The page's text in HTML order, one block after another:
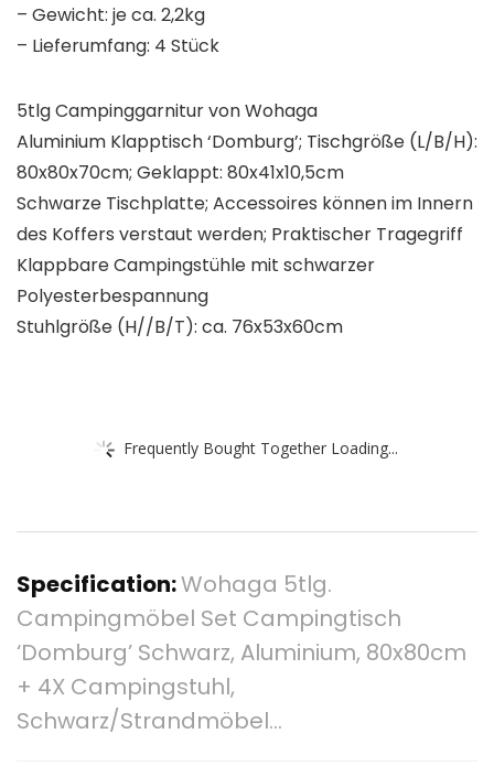
– Gewicht: je ca. 2,2kg
– Lieferumfang: 4 Stück
5tlg Campinggarnitur von Wohaga
Aluminium Klapptisch ‘Domburg’; Tischgröße (L/B/H):
80x80x70cm; Geklappt: 80x41x10,5cm
Schwarze Tischplatte; Accessoires können im Innern
des Koffers verstaut werden; Praktischer Tragegriff
Klappbare Campingstühle mit schwarzer
Polyesterbespannung
Stuhlgröße (H//B/T): ca. 76x53x60cm
Frequently Bought Together Loading...
Specification:Wohaga 5tlg.
Campingmöbel Set Campingtisch
‘Domburg’ Schwarz, Aluminium, 80x80cm
+ 4X Campingstuhl,
Schwarz/Strandmöbel…